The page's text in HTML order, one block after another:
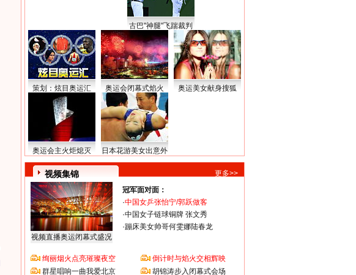
古巴"神腿"飞踹裁判
策划：炫目奥运汇 奥运会闭幕式焰火 奥运美女献身搜狐
奥运会主火炬熄灭 日本花游美女出意外
视频集锦 更多>>
视频直播奥运闭幕式盛况
冠军面对面：
·中国女乒张怡宁/郭跃做客
·中国女子链球铜牌 张文秀
·蹦床美女帅哥何雯娜陆春龙
绚丽烟火点亮璀璨夜空
群星唱响一曲我爱北京
倒计时与焰火交相辉映
胡锦涛步入闭幕式会场